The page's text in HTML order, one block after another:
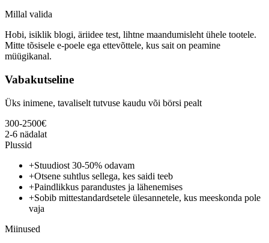
Millal valida
Hobi, isiklik blogi, äriidee test, lihtne maandumisleht ühele tootele.
Mitte tõsisele e-poele ega ettevõttele, kus sait on peamine
müügikanal.
Vabakutseline
Üks inimene, tavaliselt tutvuse kaudu või börsi pealt
300-2500€
2-6 nädalat
Plussid
+Stuudiost 30-50% odavam
+Otsene suhtlus sellega, kes saidi teeb
+Paindlikkus parandustes ja lähenemises
+Sobib mittestandardsetele ülesannetele, kus meeskonda pole
vaja
Miinused